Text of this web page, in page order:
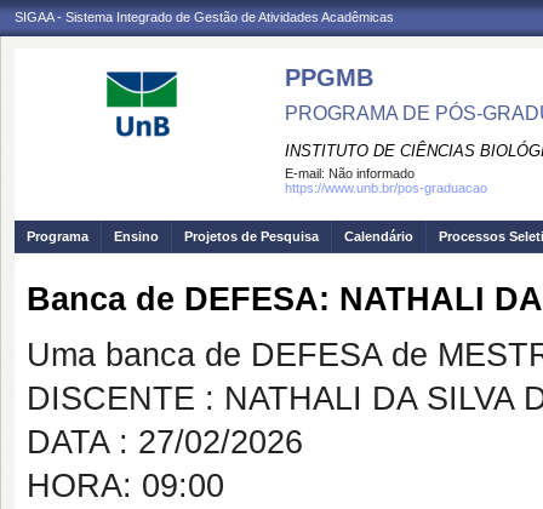
SIGAA - Sistema Integrado de Gestão de Atividades Acadêmicas
PPGMB
PROGRAMA DE PÓS-
INSTITUTO DE CIÊNCIAS
E-mail: Não informado
https://www.unb.br/pos-graduacao
Programa Ensino Projetos de Pesquisa Calendário Processos
Banca de DEFESA: NATHALI
Uma banca de DEFESA de
DISCENTE : NATHALI DA SILVA
DATA : 27/02/2026
HORA: 09:00